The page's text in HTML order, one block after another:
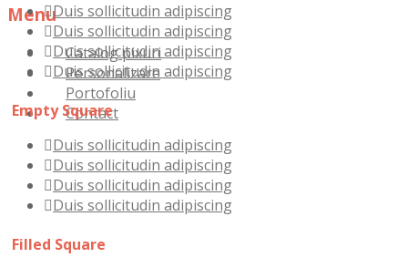
Menu
Skip
content
Catalog pixuri
Personalizare
Portofoliu
Contact
Duis sollicitudin adipiscing
Duis sollicitudin adipiscing
Duis sollicitudin adipiscing
Duis sollicitudin adipiscing
Empty Square
Duis sollicitudin adipiscing
Duis sollicitudin adipiscing
Duis sollicitudin adipiscing
Duis sollicitudin adipiscing
Filled Square